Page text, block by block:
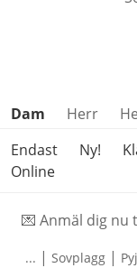
Hoppa över
Dam Herr
Endast
Online
Ny!
💌 Anmäl dig nu
... | Sovplagg |